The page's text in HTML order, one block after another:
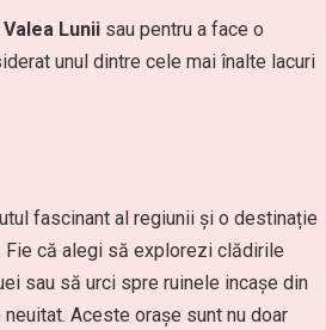
Valea Lunii sau pentru a face o
unul dintre cele mai înalte lacuri
fascinant al regiunii și o destinație
Fie că alegi să explorezi clădirile
sau să urci spre ruinele incașe din
Aceste orașe sunt nu doar